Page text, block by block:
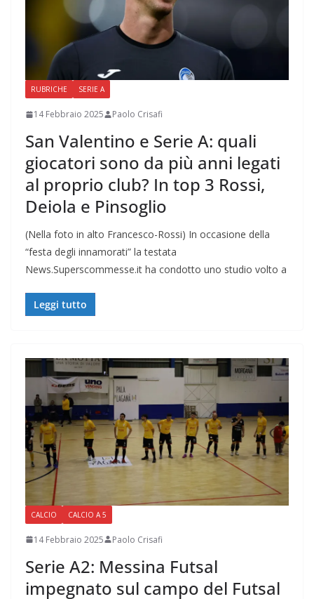
RUBRICHE SERIE A
14 Febbraio 2025 Paolo Crisafi
San Valentino e Serie A: quali
giocatori sono da più anni legati
al proprio club? In top 3 Rossi,
Deiola e Pinsoglio
(Nella foto in alto Francesco-Rossi) In occasione della
“festa degli innamorati” la testata
News.Superscommesse.it ha condotto uno studio volto a
Leggi tutto
CALCIO CALCIO A 5
14 Febbraio 2025 Paolo Crisafi
Serie A2: Messina Futsal
impegnato sul campo del Futsal